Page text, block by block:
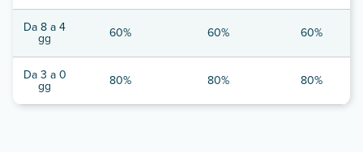
Da 8 a 4
gg 60% 60% 60%
Da 3 a 0
gg 80% 80% 80%